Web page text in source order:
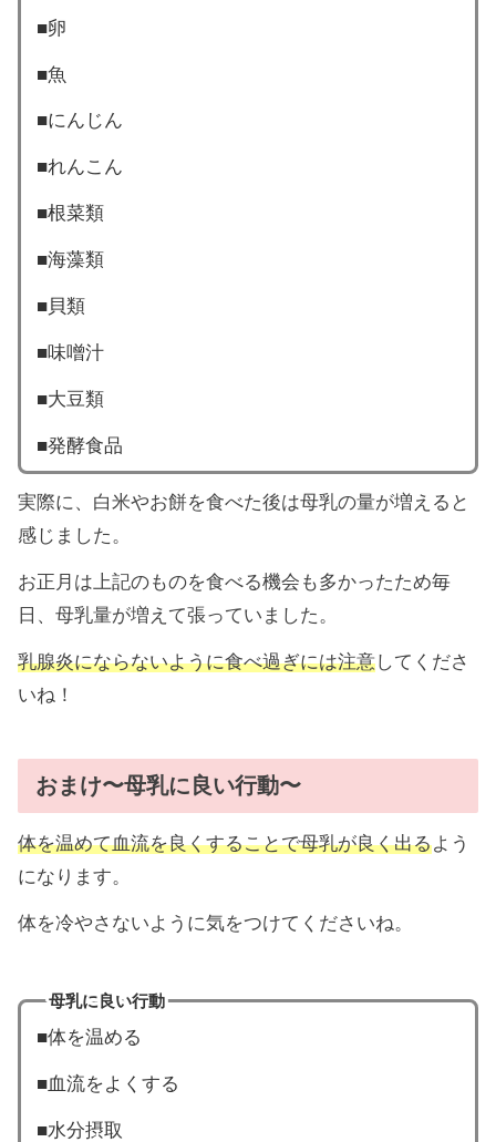
■卵
■魚
■にんじん
■れんこん
■根菜類
■海藻類
■貝類
■味噌汁
■大豆類
■発酵食品
実際に、白米やお餅を食べた後は母乳の量が増えると
感じました。
お正月は上記のものを食べる機会も多かったため毎
日、母乳量が増えて張っていました。
乳腺炎にならないように食べ過ぎには注意してくださ
いね！
おまけ〜母乳に良い行動〜
体を温めて血流を良くすることで母乳が良く出るよう
になります。
体を冷やさないように気をつけてくださいね。
母乳に良い行動
■体を温める
■血流をよくする
■水分摂取